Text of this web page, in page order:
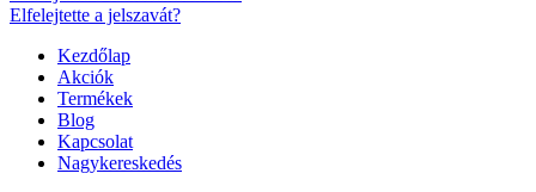
Elfelejtette a jelszavát?
Kezdőlap
Akciók
Termékek
Blog
Kapcsolat
Nagykereskedés